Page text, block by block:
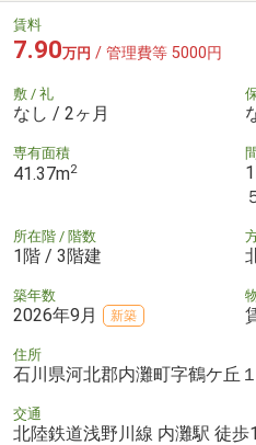
賃料
7.90万円 / 管理費等 5000円
敷 / 礼
なし / 2ヶ月
専有面積
41.37m2
所在階 / 階数
1階 / 3階建
築年数
2026年9月 新築
住所
石川県河北郡内灘町字鶴ケ丘
交通
北陸鉄道浅野川線 内灘駅 徒歩